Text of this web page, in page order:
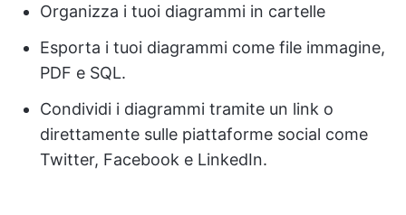
Organizza i tuoi diagrammi in cartelle
Esporta i tuoi diagrammi come file immagine,
PDF e SQL.
Condividi i diagrammi tramite un link o
direttamente sulle piattaforme social come
Twitter, Facebook e LinkedIn.